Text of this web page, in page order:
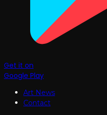
Get it on
Google Play
Art News
Contact